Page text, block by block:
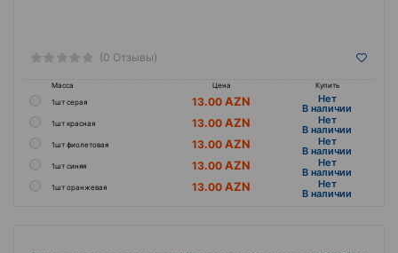
(0 Отзывы)
Масса Цена
Купить
1шт серая
13.00 Hет
B наличии
1шт красная 13.00 Hет
B наличии
1шт фиолетовая 13.00 Hет
B наличии
1шт синяя 13.00 Hет
B наличии
1шт оранжевая 13.00 Hет
B наличии